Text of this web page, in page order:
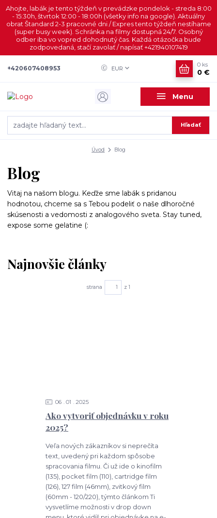
Ahojte, labák je tento týždeň v prevádzke pondelok - streda 8:00
- 15:30h, štvrtok 12:00 - 18:00h (všetky info na google). Aktuálny
obrat Štandard 2-3 pracovné dni / Expres tento týždeň nestíhame
(super busy week). Schránka na filmy dostupná 24/7. Osobný
odber iba vo vopred dohodnutý čas. Každá otázočka bude
zodpovedaná, stačí zavolať / napísať +421940107419
Menu
EUR
Hľadať
+420607408953
0 ks
0 €
Úvod Blog
Blog
Vitaj na našom blogu. Keďže sme labák s pridanou
hodnotou, chceme sa s Tebou podeliť o naše dlhoročné
skúsenosti a vedomosti z analogového sveta. Stay tuned,
expose some gelatine (:
Najnovšie články
strana z 1
Ako vytvoriť objednávku v roku
2025?
06 01 2025
Veľa nových zákazníkov si neprečíta
text, uvedený pri každom spôsobe
spracovania filmu. Či už ide o kinofilm
(135), pocket film (110), cartridge film
(126), 127 film (46mm), zvitkový film
(60mm - 120/220), týmto článkom Ti
vysvetlíme možnosti v drop down